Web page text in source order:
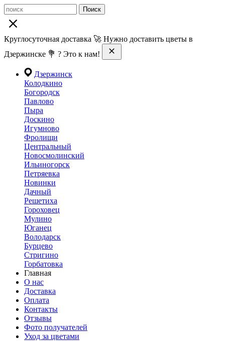
Поиск
Круглосуточная доставка 🚀 Нужно доставить цветы в
Дзержинске 💐 ? Это к нам!
Дзержинск
Колодкино
Богородск
Павлово
Пыра
Доскино
Игумново
Фролищи
Центральный
Новосмолинский
Ильиногорск
Петряевка
Новинки
Дачный
Решетиха
Гороховец
Мулино
Юганец
Володарск
Бурцево
Стригино
Горбатовка
Главная
О нас
Доставка
Оплата
Контакты
Отзывы
Фото получателей
Уход за цветами